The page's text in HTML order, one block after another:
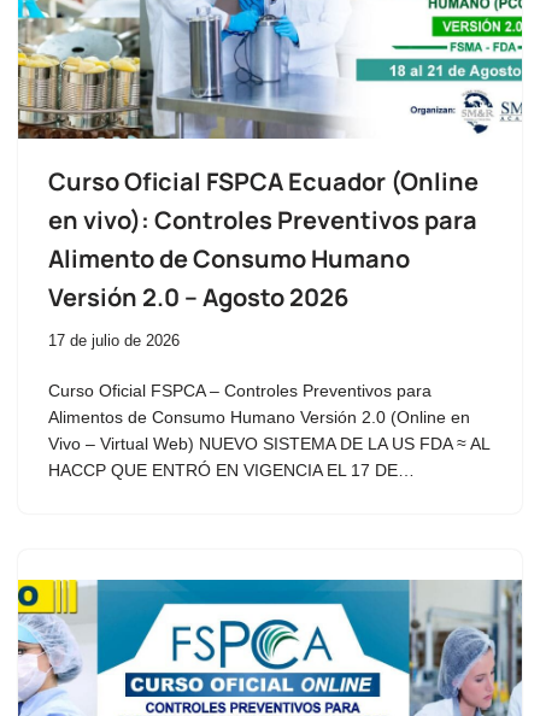
Curso Oficial FSPCA Ecuador (Online
en vivo): Controles Preventivos para
Alimento de Consumo Humano
Versión 2.0 – Agosto 2026
17 de julio de 2026
Curso Oficial FSPCA – Controles Preventivos para
Alimentos de Consumo Humano Versión 2.0 (Online en
Vivo – Virtual Web) NUEVO SISTEMA DE LA US FDA ≈ AL
HACCP QUE ENTRÓ EN VIGENCIA EL 17 DE…